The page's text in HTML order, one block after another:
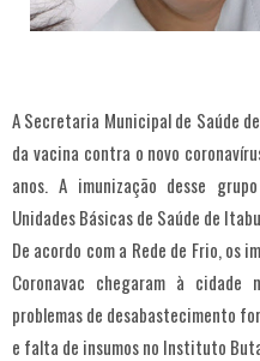
A Secretaria Municipal de Saúde
da vacina contra o novo
anos. A imunização desse
Unidades Básicas de Saúde de
De acordo com a Rede de Frio, os
Coronavac chegaram à
problemas de desabastecimento
e falta de insumos no Instituto